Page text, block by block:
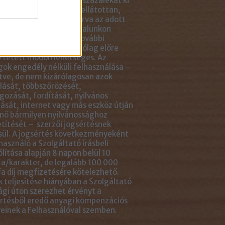
idézőjelekkel ellátottan,
mellé- vagy aláírva az adott
linkjét. Az oldalunkon
anyagok minden további
azonban kizárólag előre
módon lehetséges. Az
engedély nélküli felhasználása –
de nem kizárólagosan azok
többszörözését,
fordítását, nyilvános
internet vagy más eszköz útján
bármilyen nyilvánossághoz
– szerzői jogsértésnek
A jogsértés következményeként
a Szolgáltató írásbeli
alapján 8 napon belül 10
karakter, de legalább 100 000
díj megfizetésére kötelezhető.
teljesítése hiányában a Szolgáltató
úton szerezhet érvényt a
eredő anyagi kompenzációs
a Felhasználóval szemben.